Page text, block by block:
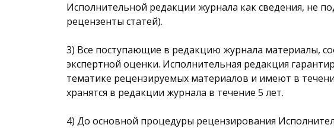
Исполнительной редакции журнала как сведения, не
рецензенты статей).
3) Все поступающие в редакцию журнала материалы,
экспертной оценки. Исполнительная редакция
тематике рецензируемых материалов и имеют в
хранятся в редакции журнала в течение 5 лет.
4) До основной процедуры рецензирования